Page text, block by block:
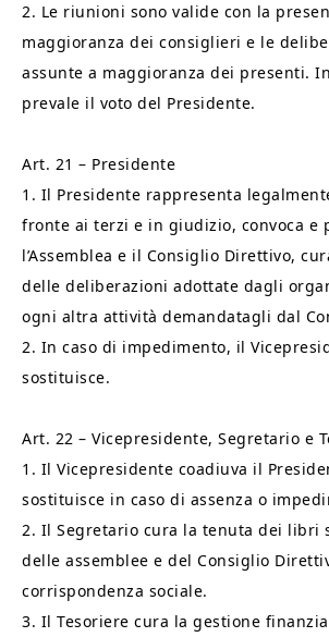
2. Le riunioni sono valide con la
maggioranza dei consiglieri e le
assunte a maggioranza dei presenti.
prevale il voto del Presidente.
Art. 21 – Presidente
1. Il Presidente rappresenta
fronte ai terzi e in giudizio, convoca e
l’Assemblea e il Consiglio Direttivo,
delle deliberazioni adottate dagli
ogni altra attività demandatagli dal
2. In caso di impedimento, il
sostituisce.
Art. 22 – Vicepresidente, Segretario e
1. Il Vicepresidente coadiuva il
sostituisce in caso di assenza o
2. Il Segretario cura la tenuta dei libri
delle assemblee e del Consiglio
corrispondenza sociale.
3. Il Tesoriere cura la gestione